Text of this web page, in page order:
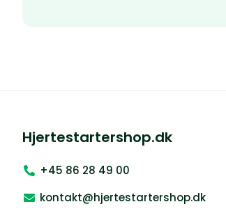
Hjertestartershop.dk
+45 86 28 49 00
kontakt@hjertestartershop.dk